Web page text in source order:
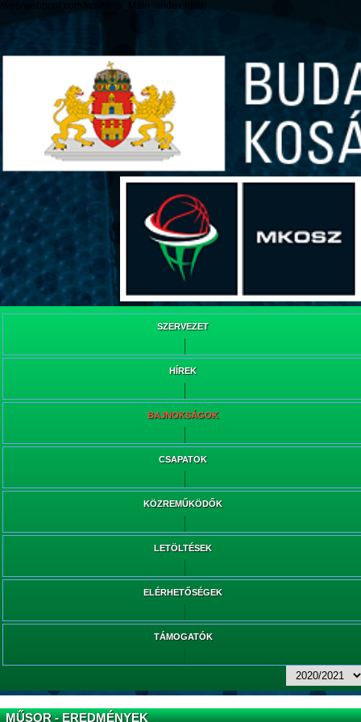
/web/webpont.com/kcs/html/_Main_/index.html
SZERVEZET
HÍREK
BAJNOKSÁGOK
CSAPATOK
KÖZREMŰKÖDŐK
LETÖLTÉSEK
ELÉRHETŐSÉGEK
TÁMOGATÓK
MŰSOR - EREDMÉNYEK